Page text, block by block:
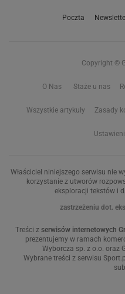
Poczta
Copyright ©
O Nas Staże u nas
Wszystkie artykuły Zasady
Właściciel niniejszego serwisu nie
korzystanie z utworów
eksploracji tekstów i
zastrzeżeniu dot.
Treści z serwisów internetowych
prezentujemy w ramach
Wyborcza sp. z o.o. oraz
Wybrane treści z serwisu